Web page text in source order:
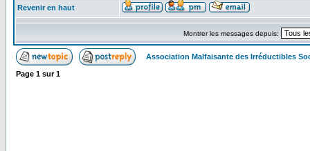
Revenir en haut
Montrer les messages depuis:
Association Malfaisante des Irréductibles
Page 1 sur1